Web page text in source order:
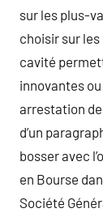
sur les plus-
choisir sur
cavité
innovantes
arrestation
d’un
bosser avec
en Bourse
Société